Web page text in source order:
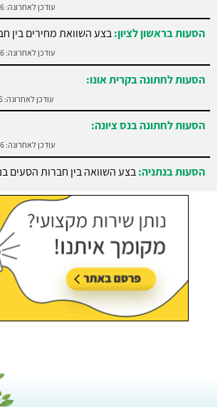
עודכן לאחרונה:
הסעות בראשון לציון:בצע השוואת מחירים בין
עודכן לאחרונה:
הסעות לחתונה בקרית אונו:
עודכן לאחרונה:
הסעות לחתונה בנס ציונה:
עודכן לאחרונה:
הסעות בנתניה:בצע השוואה בין חברות הסעים